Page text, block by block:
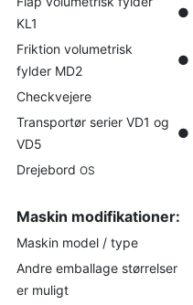
KL1
●
Friktion volumetrisk
fylder MD2
●
Checkvejere
Transportør serier VD1 og
VD5
●
Drejebord OS
Maskin modifikationer:
Maskin model / type
Andre emballage størrelser
er muligt